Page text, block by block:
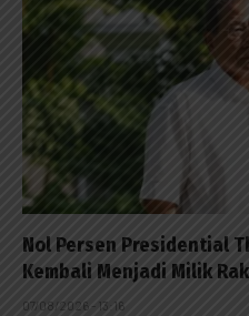
Nol Persen Presidential
Kembali Menjadi Milik
07/08/2026 - 13:16